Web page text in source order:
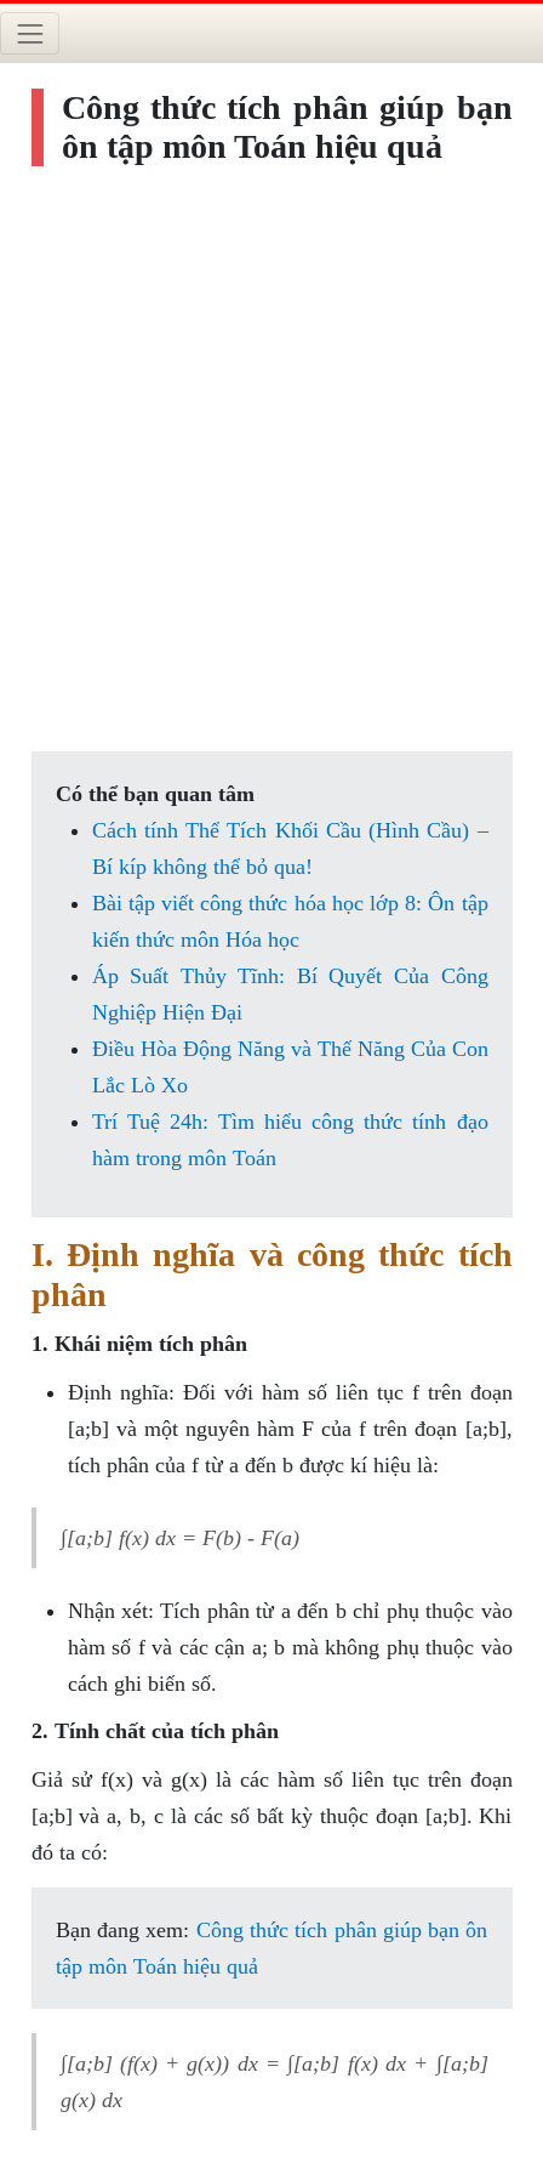
Công thức tích phân giúp bạn
ôn tập môn Toán hiệu quả
Có thể bạn quan tâm
Cách tính Thể Tích Khối Cầu (Hình Cầu) –
Bí kíp không thể bỏ qua!
Bài tập viết công thức hóa học lớp 8: Ôn tập
kiến thức môn Hóa học
Áp Suất Thủy Tĩnh: Bí Quyết Của Công
Nghiệp Hiện Đại
Điều Hòa Động Năng và Thế Năng Của Con
Lắc Lò Xo
Trí Tuệ 24h: Tìm hiểu công thức tính đạo
hàm trong môn Toán
I. Định nghĩa và công thức tích
phân
1. Khái niệm tích phân
Định nghĩa: Đối với hàm số liên tục f trên đoạn
[a;b] và một nguyên hàm F của f trên đoạn [a;b],
tích phân của f từ a đến b được kí hiệu là:
∫[a;b] f(x) dx = F(b) - F(a)
Nhận xét: Tích phân từ a đến b chỉ phụ thuộc vào
hàm số f và các cận a; b mà không phụ thuộc vào
cách ghi biến số.
2. Tính chất của tích phân
Giả sử f(x) và g(x) là các hàm số liên tục trên đoạn
[a;b] và a, b, c là các số bất kỳ thuộc đoạn [a;b]. Khi
đó ta có:
Bạn đang xem: Công thức tích phân giúp bạn ôn
tập môn Toán hiệu quả
∫[a;b] (f(x) + g(x)) dx = ∫[a;b] f(x) dx + ∫[a;b]
g(x) dx